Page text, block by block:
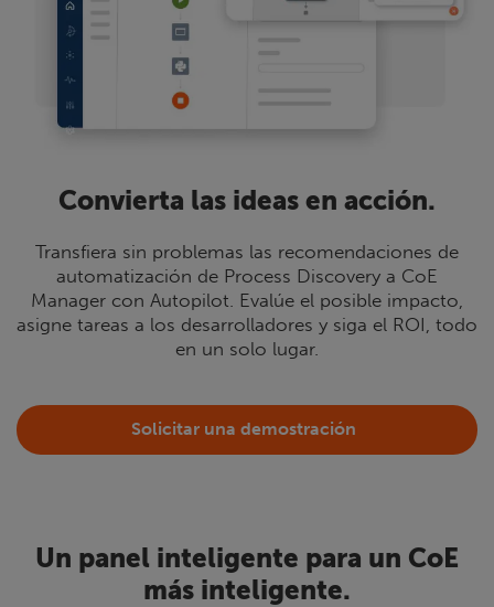
Convierta las ideas en acción.
Transfiera sin problemas las recomendaciones de
automatización de Process Discovery a CoE
Manager con Autopilot. Evalúe el posible impacto,
asigne tareas a los desarrolladores y siga el ROI, todo
en un solo lugar.
Solicitar una demostración
Un panel inteligente para un CoE
más inteligente.